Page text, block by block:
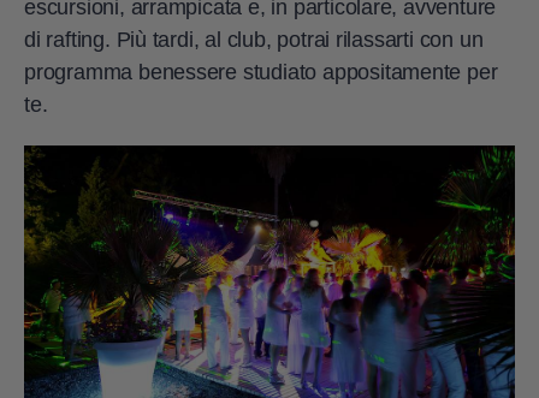
escursioni, arrampicata e, in particolare, avventure
di rafting. Più tardi, al club, potrai rilassarti con un
programma benessere studiato appositamente per
te.